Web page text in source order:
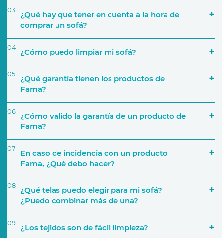
‘Encuentra tu tienda’
Simulador
03
¿Qué hay que tener en cuenta a la hora de
comprar un sofá?
El espacio que va a ocupar
Número de personas que lo van a utilizar
04 ¿Cómo puedo limpiar mi sofá?
05
¿Qué garantía tienen los productos de
Fama?
06
¿Cómo valido la garantía de un producto de
Fama?
Activar Garantía
07
En caso de incidencia con un producto
Fama, ¿Qué debo hacer?
08
¿Qué telas puedo elegir para mi sofá?
¿Puedo combinar más de una?
09 ¿Los tejidos son de fácil limpieza?